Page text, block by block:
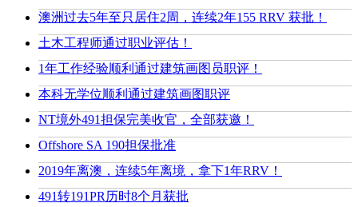
澳洲过去5年至只居住2周，连续2年155 RRV 获批！
土木工程师通过职业评估！
1年工作经验顺利通过建筑画图员职评！
本科无学位顺利通过建筑画图职评
NT境外491担保完美收官，全部获邀！
Offshore SA 190担保批准
2019年离澳，连续5年离境，拿下1年RRV！
491转191PR历时8个月获批